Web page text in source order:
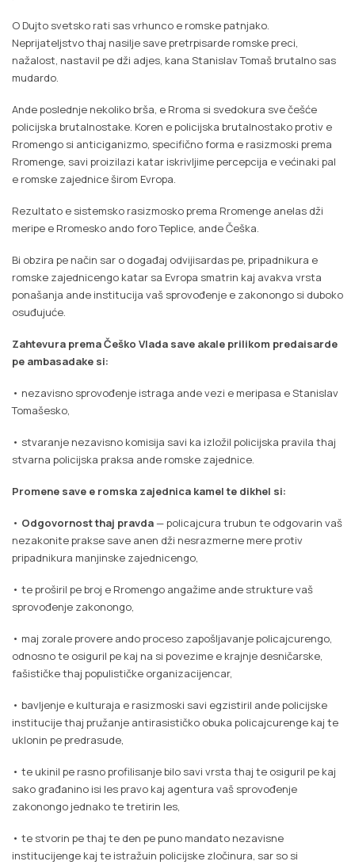
O Dujto svetsko rati sas vrhunco e romske patnjako.
Neprijateljstvo thaj nasilje save pretrpisarde romske preci,
nažalost, nastavil pe dži adjes, kana Stanislav Tomaš brutalno sas
mudardo.
Ande poslednje nekoliko brša, e Rroma si svedokura sve češće
policijska brutalnostake. Koren e policijska brutalnostako protiv e
Rromengo si anticiganizmo, specifično forma e rasizmoski prema
Rromenge, savi proizilazi katar iskrivljime percepcija e većinaki pal
e romske zajednice širom Evropa.
Rezultato e sistemsko rasizmosko prema Rromenge anelas dži
meripe e Rromesko ando foro Teplice, ande Češka.
Bi obzira pe način sar o događaj odvijisardas pe, pripadnikura e
romske zajednicengo katar sa Evropa smatrin kaj avakva vrsta
ponašanja ande institucija vaš sprovođenje e zakonongo si duboko
osuđujuće.
Zahtevura prema Češko Vlada save akale prilikom predaisarde
pe ambasadake si:
• nezavisno sprovođenje istraga ande vezi e meripasa e Stanislav
Tomašesko,
• stvaranje nezavisno komisija savi ka izložil policijska pravila thaj
stvarna policijska praksa ande romske zajednice.
Promene save e romska zajednica kamel te dikhel si:
• Odgovornost thaj pravda— policajcura trubun te odgovarin vaš
nezakonite prakse save anen dži nesrazmerne mere protiv
pripadnikura manjinske zajednicengo,
• te proširil pe broj e Rromengo angažime ande strukture vaš
sprovođenje zakonongo,
• maj zorale provere ando proceso zapošljavanje policajcurengo,
odnosno te osiguril pe kaj na si povezime e krajnje desničarske,
fašističke thaj populističke organizacijencar,
• bavljenje e kulturaja e rasizmoski savi egzistiril ande policijske
institucije thaj pružanje antirasističko obuka policajcurenge kaj te
uklonin pe predrasude,
• te ukinil pe rasno profilisanje bilo savi vrsta thaj te osiguril pe kaj
sako građanino isi les pravo kaj agentura vaš sprovođenje
zakonongo jednako te tretirin les,
• te stvorin pe thaj te den pe puno mandato nezavisne
institucijenge kaj te istražuin policijske zločinura, sar so si